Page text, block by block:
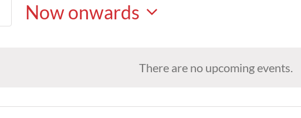
There are no upcoming events.
Now onwards